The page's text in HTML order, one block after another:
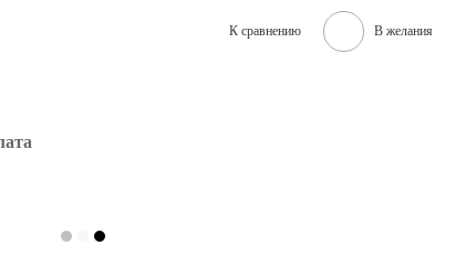
К сравнению В желания